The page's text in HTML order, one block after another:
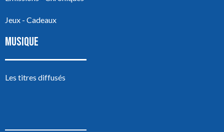
Jeux - Cadeaux
MUSIQUE
Les titres diffusés